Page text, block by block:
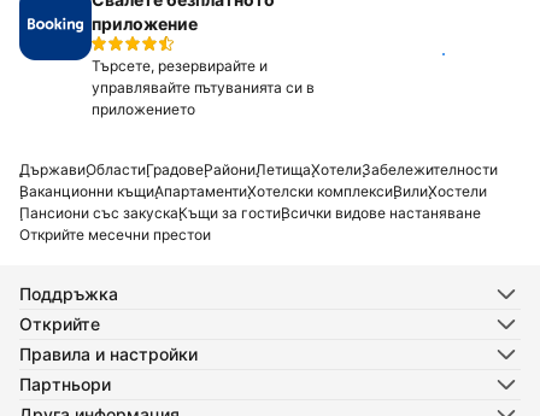
приложение
Търсете, резервирайте и
управлявайте пътуванията си в
приложението
Инсталирай
ДържавиОбластиГрадовеРайониЛетищаХотелиЗабележителности
Ваканционни къщиАпартаментиХотелски комплексиВилиХостели
Пансиони със закускаКъщи за гостиВсички видове настаняване
Открийте месечни престои
Поддръжка
Открийте
Правила и настройки
Партньори